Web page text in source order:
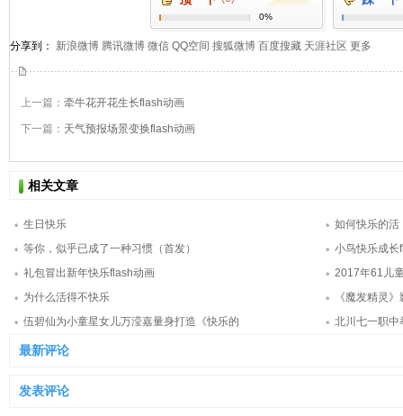
0%
分享到： 新浪微博 腾讯微博 微信 QQ空间 搜狐微博 百度搜藏 天涯社区 更多
上一篇： 牵牛花开花生长flash动画
下一篇： 天气预报场景变换flash动画
相关文章
生日快乐
如何快乐的活
等你，似乎已成了一种习惯（首发）
小鸟快乐成长
礼包冒出新年快乐flash动画
2017年61儿
为什么活得不快乐
《魔发精灵
伍碧仙为小童星女儿万滢嘉量身打造《快乐的
北川七一职中
最新评论
发表评论